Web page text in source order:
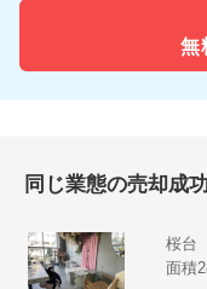
無
同じ業態の売却成
桜台
面積